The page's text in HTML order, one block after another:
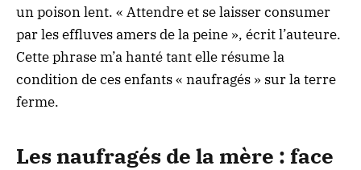
un poison lent. « Attendre et se laisser consumer
par les effluves amers de la peine », écrit l’auteure.
Cette phrase m’a hanté tant elle résume la
condition de ces enfants « naufragés » sur la terre
ferme.
Les naufragés de la mère : face